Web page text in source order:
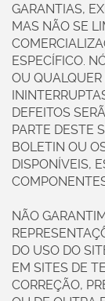
GARANTIAS,
MAS NÃO SE
ESPECÍFICO.
OU
DEFEITOS
PARTE DESTE
BOLETIN OU
DISPONÍVEIS,
NÃO
DO USO DO
EM SITES DE
CORREÇÃO,